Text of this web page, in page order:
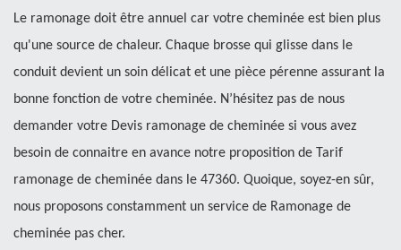
Le ramonage doit être annuel car votre cheminée est bien plus
qu'une source de chaleur. Chaque brosse qui glisse dans le
conduit devient un soin délicat et une pièce pérenne assurant la
bonne fonction de votre cheminée. N’hésitez pas de nous
demander votre Devis ramonage de cheminée si vous avez
besoin de connaitre en avance notre proposition de Tarif
ramonage de cheminée dans le 47360. Quoique, soyez-en sûr,
nous proposons constamment un service de Ramonage de
cheminée pas cher.